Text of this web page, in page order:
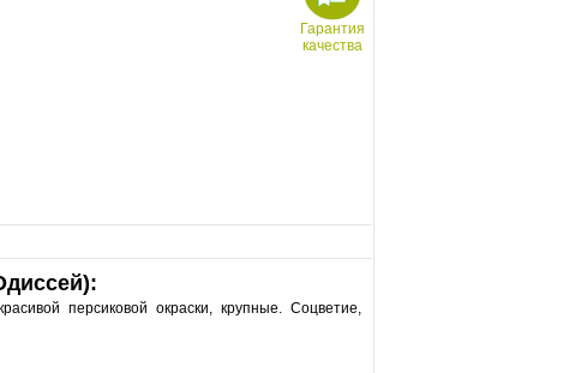
Гарантия
качества
персиковой окраски, крупные. Соцветие,